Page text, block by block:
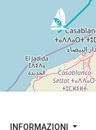
INFORMAZIONI